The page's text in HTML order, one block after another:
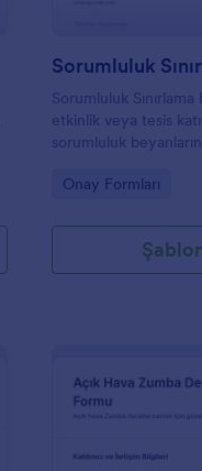
Sorumluluk
Sorumluluk
etkinlik veya tesis
sorumluluk
sürecini Jotform
Go to Category:
Onay Formları